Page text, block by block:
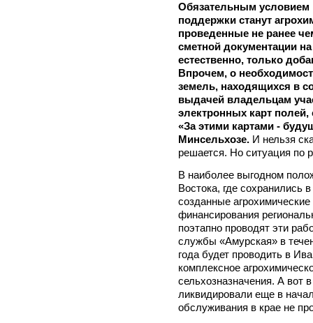
Обязательным условием
поддержки станут
проведенные не ранее
сметной документации
естественно, только
Впрочем, о
земель, находящихся в
выдачей владельцам
электронных карт
«За этими картами -
Минсельхозе. И нельзя
решается. Но ситуация по
В наиболее выгодном
Востока, где сохранились
созданные
финансирования
поэтапно проводят эти
службы «Амурская» в
года будет проводить в
комплексное
сельхозназначения. А вот
ликвидировали еще в
обслуживания в крае не